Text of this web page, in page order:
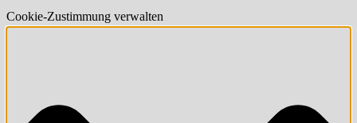
Cookie-Zustimmung verwalten